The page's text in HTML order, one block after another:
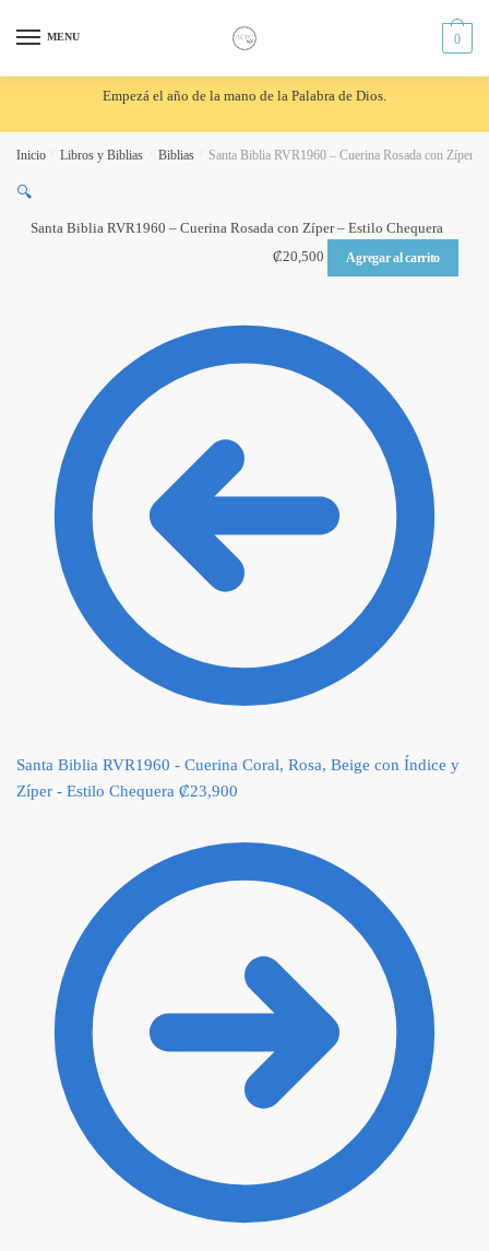
MENU 0
Empezá el año de la mano de la Palabra de Dios.
Inicio Libros y Biblias Biblias Santa Biblia RVR1960 – Cuerina Rosada con Zíper –
🔍
Santa Biblia RVR1960 – Cuerina Rosada con Zíper – Estilo Chequera
₡20,500 Agregar al carrito
Santa Biblia RVR1960 - Cuerina Coral, Rosa, Beige con Índice y
Zíper - Estilo Chequera ₡23,900